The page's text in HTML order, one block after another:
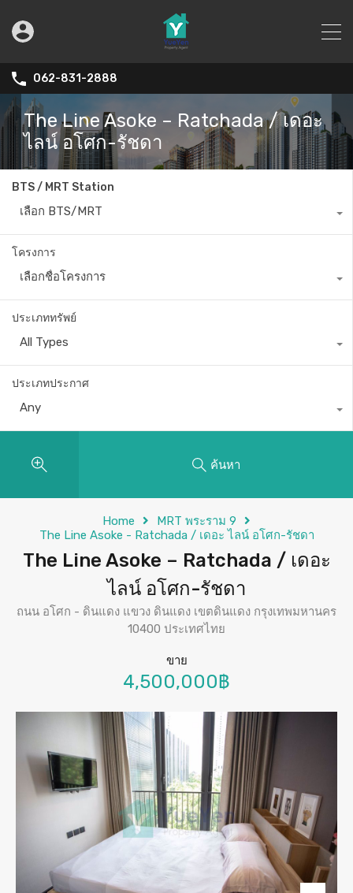
062-831-2888
The Line Asoke – Ratchada / เดอะ
ไลน์ อโศก-รัชดา
BTS / MRT Station
เลือก BTS/MRT
โครงการ
เลือกชื่อโครงการ
ประเภททรัพย์
All Types
ประเภทประกาศ
Any
ค้นหา
Home
MRT พระราม 9
The Line Asoke - Ratchada / เดอะ ไลน์ อโศก-รัชดา
The Line Asoke – Ratchada / เดอะ
ไลน์ อโศก-รัชดา
ถนน อโศก - ดินแดง แขวง ดินแดง เขตดินแดง กรุงเทพมหานคร
10400 ประเทศไทย
ขาย
4,500,000฿